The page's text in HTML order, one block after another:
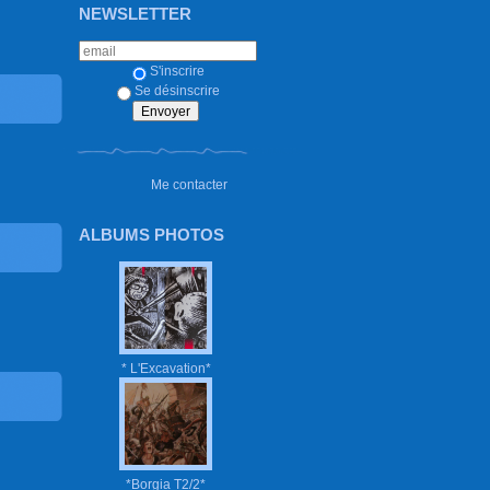
NEWSLETTER
S'inscrire
Se désinscrire
Me contacter
ALBUMS PHOTOS
* L'Excavation*
*Borgia T2/2*